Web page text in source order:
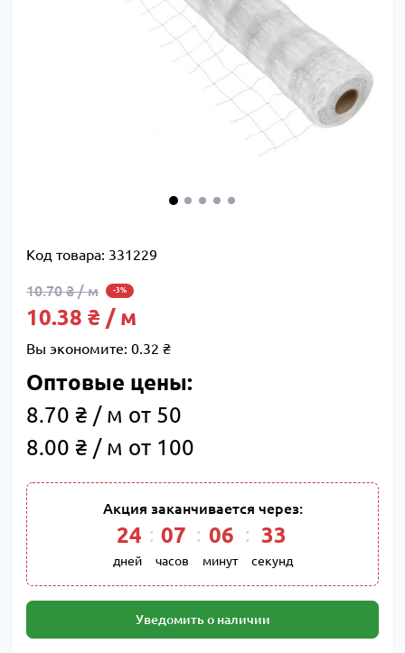
Код товара: 331229
10.70 ₴ / м -3%
10.38 ₴ / м
Вы экономите: 0.32 ₴
Оптовые цены:
8.70 ₴ / м от 50
8.00 ₴ / м от 100
Акция заканчивается через:
24
дней
07
часов
06
минут
33
секунд
Уведомить о наличии